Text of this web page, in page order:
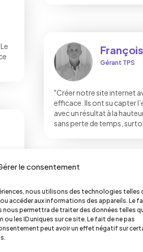
le consentement
nous utilisons des technologies telles
accéder aux informations des appareils. Le
permettra de traiter des données telles
les ID uniques sur ce site. Le fait de ne pas
peut avoir un effet négatif sur
François
Gérant TPS
"Créer notre site internet
efficace. Ils ont su capter
avec un résultat à la
sans perte de temps,
Gérant de K-
"Je partais de zéro, je n’y
commerce, charte
pour que je sois